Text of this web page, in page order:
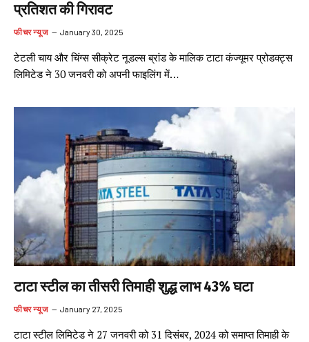
प्रतिशत की गिरावट
फीचर न्यूज January 30, 2025
टेटली चाय और चिंग्स सीक्रेट नूडल्स ब्रांड के मालिक टाटा कंज्यूमर प्रोडक्ट्स
लिमिटेड ने 30 जनवरी को अपनी फाइलिंग में…
टाटा स्टील का तीसरी तिमाही शुद्ध लाभ 43% घटा
फीचर न्यूज January 27, 2025
टाटा स्टील लिमिटेड ने 27 जनवरी को 31 दिसंबर, 2024 को समाप्त तिमाही के